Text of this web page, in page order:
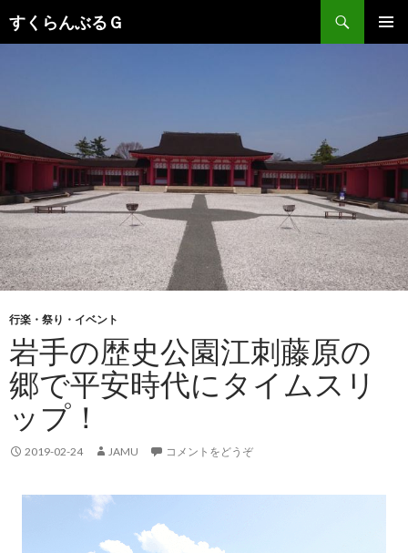
すくらんぶるＧ
索
コ
へ
移
行楽・祭り・イベント
岩手の歴史公園江刺藤原の
郷で平安時代にタイムスリ
ップ！
2019-02-24 JAMU コメントをどうぞ